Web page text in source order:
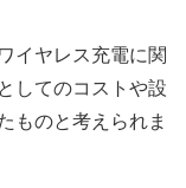
イヤレス充電に関
してのコストや設
ものと考えられま